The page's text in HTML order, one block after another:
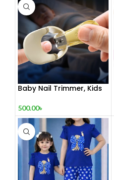
Baby Nail Trimmer, Kids
Clipper Set With
Magnifying Glass and
Led Light, Manicure Led
Magnifier Baby Nail
Clipper
500.00৳